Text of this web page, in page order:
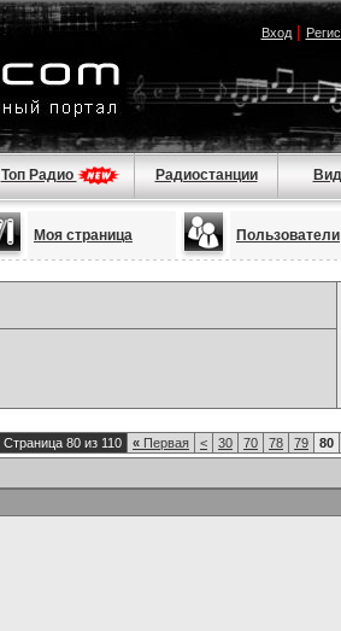
Вход|
Топ Радио Радиостанции
Моя страница Пользователи
Страница 80 из 110 « Первая < 30 70 78 79 80